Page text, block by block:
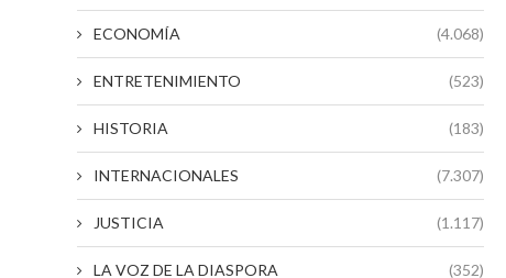
ECONOMÍA (4.068)
ENTRETENIMIENTO (523)
HISTORIA (183)
INTERNACIONALES (7.307)
JUSTICIA (1.117)
LA VOZ DE LA DIASPORA (352)